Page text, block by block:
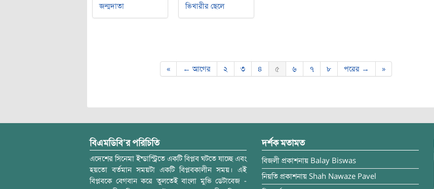
জন্মদাতা ভিখারীর ছেলে
Post navigation
« ← আগের ২ ৩ ৪ ৫ ৬ ৭ ৮ পরের → »
বিএমডিবি’র পরিচিতি
এদেশের সিনেমা ইন্ডাস্ট্রিতে একটি বিপ্লব ঘটতে যাচ্ছে এবং
হয়তো বর্তমান সময়টা একটি বিপ্লবকালীন সময়। এই
বিপ্লবকে বেগবান করে তুলতেই বাংলা মুভি ডেটাবেজ -
দর্শক মতামত
বিজলী প্রকাশনায় Balay Biswas
নিয়তি প্রকাশনায় Shah Nawaze Pavel